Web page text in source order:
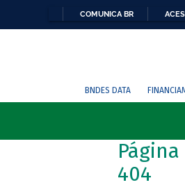
COMUNICA BR
BNDES DATA
404